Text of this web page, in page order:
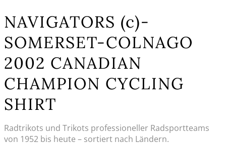
NAVIGATORS (c)-
SOMERSET-COLNAGO
2002 CANADIAN
CHAMPION CYCLING
SHIRT
Radtrikots und Trikots professioneller Radsportteams
von 1952 bis heute – sortiert nach Ländern.